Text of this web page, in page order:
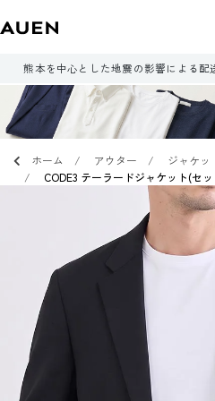
熊本を中心とした地震の影響による配
ホーム アウター
ジャケッ
CODE3 テーラードジャケット(セ